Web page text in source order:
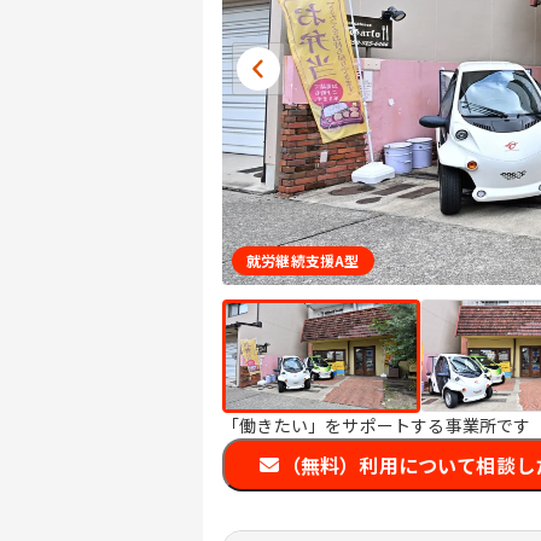
就労継続支援A型
「働きたい」をサポートする事業所です
（無料）利用について相談